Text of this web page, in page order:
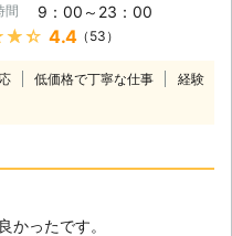
防犯対策もメインにしてい
えカギの調子が良くても、防
いのはよくありません。ご相
ければ、補助カギを取り付け
・家の鍵開け ・車やバイク
込め開錠 ・金庫の開錠やダ
鍵 ・ロッカーやデスクの鍵
ご不安な方も、まずはお電話
間 9：00～23：00
4.4（53）
低価格で丁寧な仕事
経験
かったです。